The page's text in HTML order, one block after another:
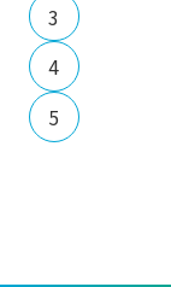
3
4
5